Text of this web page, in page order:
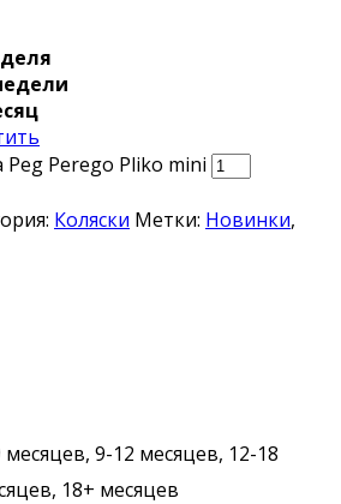
Peg Perego Pliko mini
Коляски Метки: Новинки,
месяцев, 9-12 месяцев, 12-18
18+ месяцев